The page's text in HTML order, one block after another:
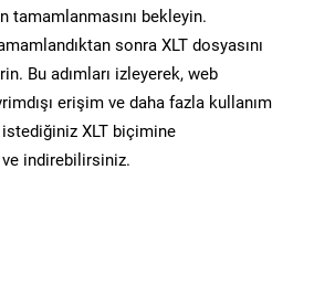
tamamlanmasını bekleyin.
sonra XLT dosyasını
Bu adımları izleyerek, web
erişim ve daha fazla kullanım
XLT biçimine
indirebilirsiniz.